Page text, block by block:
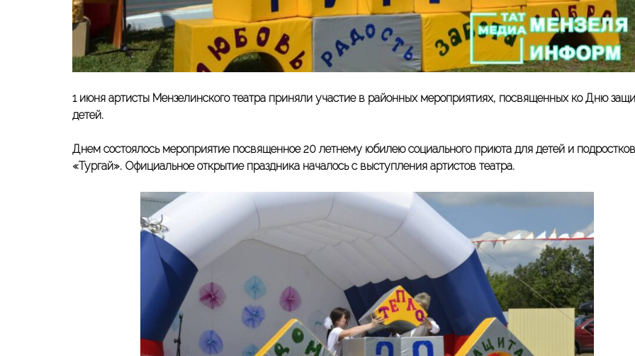
1 июня артисты Мензелинского театра приняли участие в районных мероприятиях, посвященных ко Дню
детей.
Днем состоялось мероприятие посвященное 20 летнему юбилею социального приюта для детей и подростков
«Тургай». Официальное открытие праздника началось с выступления артистов театра.